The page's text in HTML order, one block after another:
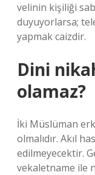
velinin kişiliği
duyuyorlarsa;
yapmak caizdir.
Dini
olamaz?
İki Müslüman
olmalıdır. Akıl
edilmeyecektir.
vekaletname ile